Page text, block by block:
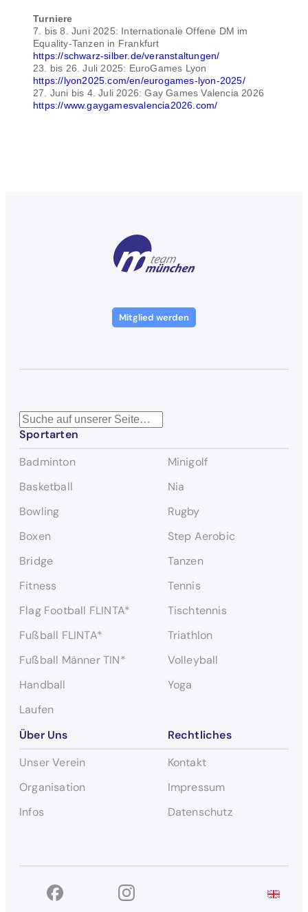
Turniere
7. bis 8. Juni 2025: Internationale Offene DM im
Equality-Tanzen in Frankfurt
https://schwarz-silber.de/veranstaltungen/
23. bis 26. Juli 2025: EuroGames Lyon
https://lyon2025.com/en/eurogames-lyon-2025/
27. Juni bis 4. Juli 2026: Gay Games Valencia 2026
https://www.gaygamesvalencia2026.com/
Mitglied werden
S
u
h
e
Sportarten
Badminton
Basketball
Bowling
Boxen
Bridge
Fitness
Flag Football FLINTA*
Fußball FLINTA*
Fußball Männer TIN*
Handball
Laufen
Minigolf
Nia
Rugby
Step Aerobic
Tanzen
Tennis
Tischtennis
Triathlon
Volleyball
Yoga
Über Uns
Unser Verein
Organisation
Infos
Rechtliches
Kontakt
Impressum
Datenschutz